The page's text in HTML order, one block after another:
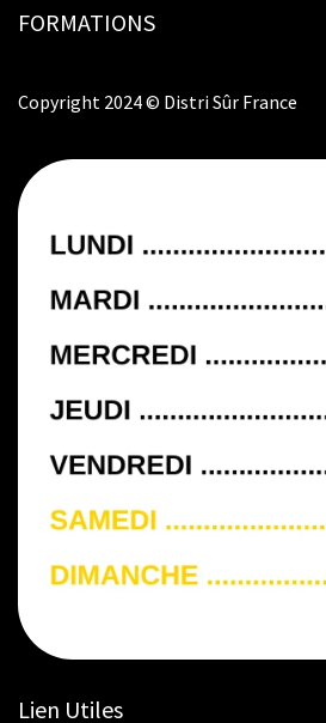
FORMATIONS
Copyright 2024 © Distri Sûr France
Lien Utiles